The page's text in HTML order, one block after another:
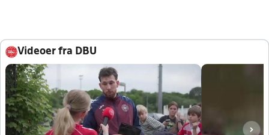
Videoer fra DBU